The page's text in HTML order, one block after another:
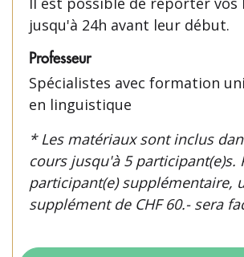
jusqu'à 24h avant leur début.
Professeur
Spécialistes avec formation
en linguistique
* Les matériaux sont inclus
cours jusqu'à 5 participant(e)s.
participant(e) supplémentaire,
supplément de CHF 60.- sera